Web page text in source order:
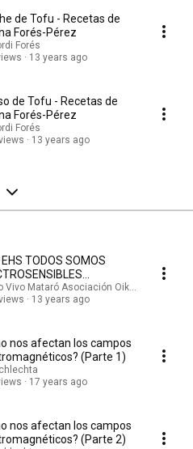
de Tofu - Recetas de
Forés-Pérez
Forés
13 years ago
de Tofu - Recetas de
Forés-Pérez
Forés
13 years ago
SOMOS
by ALISH
Español/Inglés
Vivo Mataró Asociación Oikos Ambiental
13 years ago
nos afectan los campos
(Parte 1)
17 years ago
nos afectan los campos
(Parte 2)